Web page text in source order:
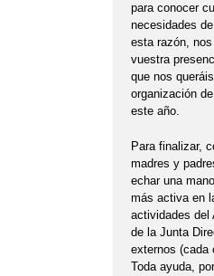
para conocer
necesidades
esta razón,
vuestra
que nos
organización
este año.
Para finalizar,
madres y
echar una
más activa en
actividades del
de la Junta
externos (cada
Toda ayuda,